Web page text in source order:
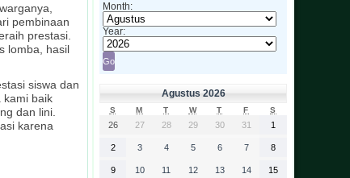
pembinaan
prestasi.
lomba, hasil
siswa dan
kami baik
dan lini.
karena
Month:
Year:
Agustus 2026
S M T W T F S
26 27 28 29 30 31 1
2 3 4 5 6 7 8
9 10 11 12 13 14 15